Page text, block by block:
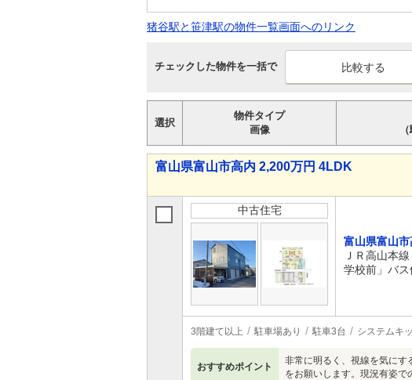
猪谷駅と笹津駅の物件一覧画面へのリンク
チェックした物件を一括で
選択
物件タイプ
画像
富山県富山市高内 2,200万円 4LDK
中古住宅
富山県富山市
ＪＲ高山本
学校前」バ
3階建て以上 駐車場あり 駐車3台 システムキ
おすすめポイント
非常に明るく、視線を気にす
をお願いします。現況有姿で